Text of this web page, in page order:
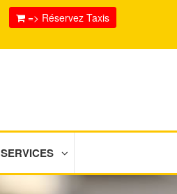
=> Réservez Taxis
SERVICES